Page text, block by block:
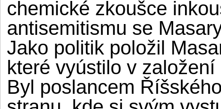
chemické zkoušce
antisemitismu se
Jako politik položil
které vyústilo v
Byl poslancem